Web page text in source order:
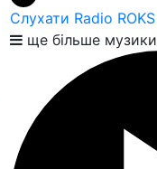
Слухати Radio ROKS
ще більше музики